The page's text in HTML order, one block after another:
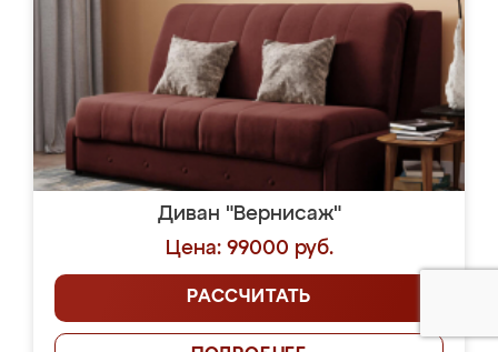
Диван "Вернисаж"
Цена: 99000 руб.
РАССЧИТАТЬ